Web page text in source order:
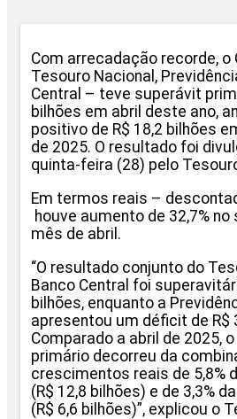
Com arrecadação recorde, o
Tesouro Nacional,
Central – teve superávit
bilhões em abril deste ano,
positivo de R$ 18,2 bilhões
de 2025. O resultado foi
quinta-feira (28) pelo
Em termos reais –
houve aumento de 32,7%
mês de abril.
“O resultado conjunto do
Banco Central foi
bilhões, enquanto a
apresentou um déficit de R$
Comparado a abril de 2025,
primário decorreu da
crescimentos reais de 5,8%
(R$ 12,8 bilhões) e de 3,3%
(R$ 6,6 bilhões)”, explicou o